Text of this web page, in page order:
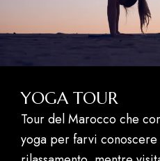
YOGA TOUR
Tour del Marocco che
yoga per farvi